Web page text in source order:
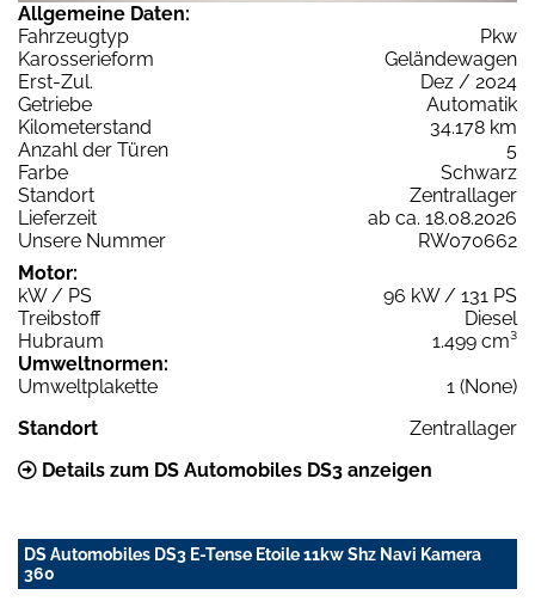
Allgemeine Daten:
Fahrzeugtyp
Pkw
Karosserieform
Geländewagen
Erst-Zul.
Dez / 2024
Getriebe
Automatik
Kilometerstand
34.178 km
Anzahl der Türen
5
Farbe
Schwarz
Standort
Zentrallager
Lieferzeit
ab ca. 18.08.2026
Unsere Nummer
RW070662
Motor:
kW / PS
96 kW / 131 PS
Treibstoff
Diesel
Hubraum
1.499 cm³
Umweltnormen:
Umweltplakette
1 (None)
Standort
Zentrallager
Details zum DS Automobiles DS3 anzeigen
DS Automobiles DS3 E-Tense Etoile 11kw Shz Navi Kamera
360